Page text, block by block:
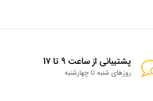
پشتیبانی از ساعت 9 تا 17
روزهای شنبه تا چهارشنبه